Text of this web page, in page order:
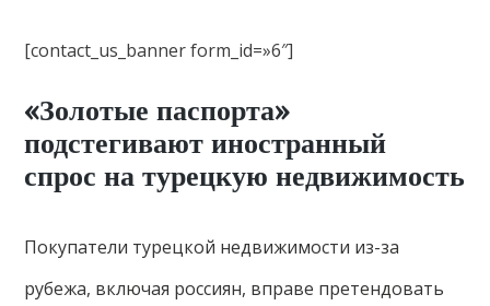
[contact_us_banner form_id=»6″]
«Золотые паспорта»
подстегивают иностранный
спрос на турецкую недвижимость
Покупатели турецкой недвижимости из-за
рубежа, включая россиян, вправе претендовать